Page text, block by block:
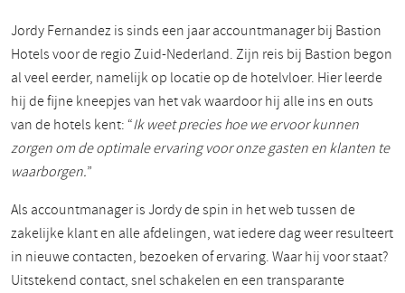
Jordy Fernandez is sinds een jaar accountmanager bij Bastion
Hotels voor de regio Zuid-Nederland. Zijn reis bij Bastion begon
al veel eerder, namelijk op locatie op de hotelvloer. Hier leerde
hij de fijne kneepjes van het vak waardoor hij alle ins en outs
van de hotels kent: “Ik weet precies hoe we ervoor kunnen
zorgen om de optimale ervaring voor onze gasten en klanten te
waarborgen.”
Als accountmanager is Jordy de spin in het web tussen de
zakelijke klant en alle afdelingen, wat iedere dag weer resulteert
in nieuwe contacten, bezoeken of ervaring. Waar hij voor staat?
Uitstekend contact, snel schakelen en een transparante